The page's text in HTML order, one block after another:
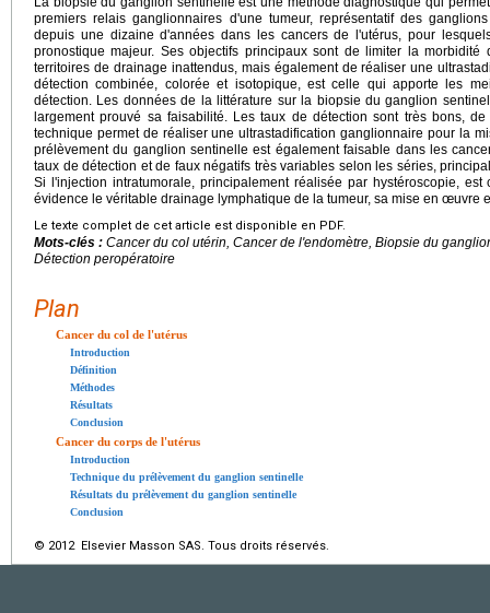
premiers relais ganglionnaires d'une tumeur, représentatif des
depuis une dizaine d'années dans les cancers de l'utérus, pour
pronostique majeur. Ses objectifs principaux sont de limiter la morbidité
territoires de drainage inattendus, mais également de réaliser une
détection combinée, colorée et isotopique, est celle qui apporte les
détection. Les données de la littérature sur la biopsie du ganglion
largement prouvé sa faisabilité. Les taux de détection sont très bons,
technique permet de réaliser une ultrastadification ganglionnaire pour la
prélèvement du ganglion sentinelle est également faisable dans les
taux de détection et de faux négatifs très variables selon les séries,
Si l'injection intratumorale, principalement réalisée par hystéroscopie,
évidence le véritable drainage lymphatique de la tumeur, sa mise en œuvre
Le texte complet de cet article est disponible en PDF.
Mots-clés : Cancer du col utérin, Cancer de l'endomètre, Biopsie du
Détection peropératoire
Plan
Cancer du col de l'utérus
Introduction
Définition
Méthodes
Résultats
Conclusion
Cancer du corps de l'utérus
Introduction
Technique du prélèvement du ganglion sentinelle
Résultats du prélèvement du ganglion sentinelle
Conclusion
© 2012 Elsevier Masson SAS. Tous droits réservés.